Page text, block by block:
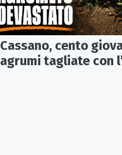
Cassano, cento
agrumi tagliate con